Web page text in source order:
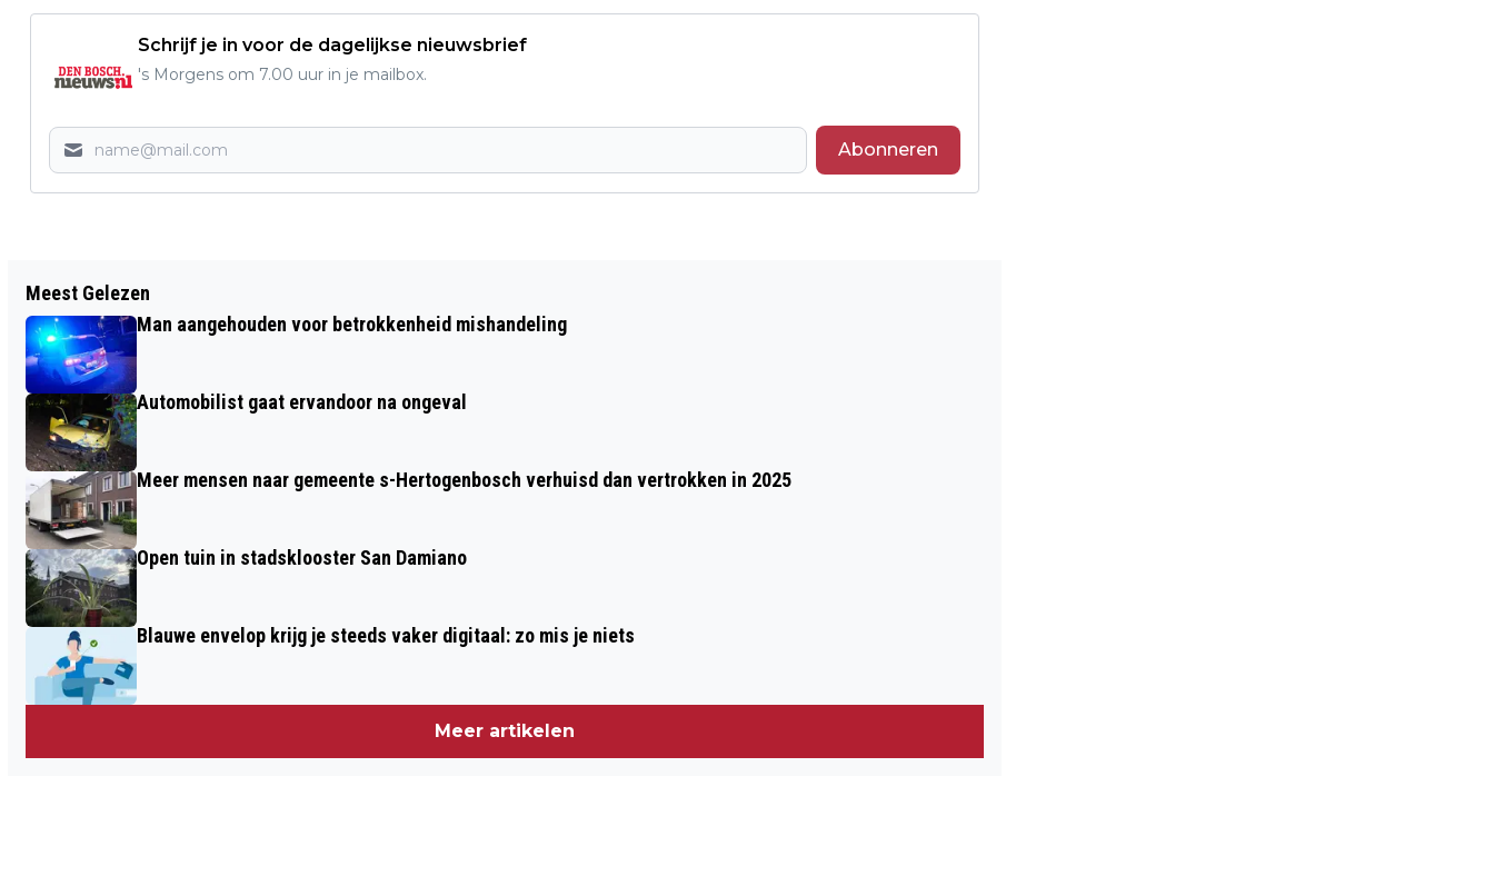
Schrijf je in voor de dagelijkse nieuwsbrief
's Morgens om 7.00 uur in je mailbox.
Abonneren
MEEPRATEN OVER NIEUWE STADSWIJK
DE VLIERT
DICHTBIJ LOCATIES!
Meest Gelezen
Man aangehouden voor betrokkenheid mishandeling
Automobilist gaat ervandoor na ongeval
Meer mensen naar gemeente s-Hertogenbosch verhuisd dan vertrokken in 2025
Open tuin in stadsklooster San Damiano
Blauwe envelop krijg je steeds vaker digitaal: zo mis je niets
Meer artikelen